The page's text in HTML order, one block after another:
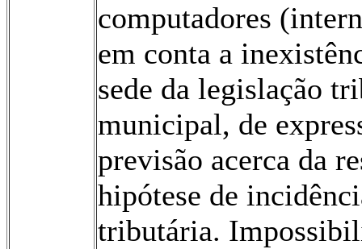
computadores
em conta a
sede da legislação
municipal, de
previsão acerca da
hipótese de
tributária.